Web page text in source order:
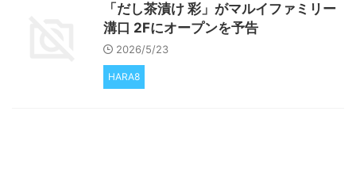
「だし茶漬け 彩」がマルイファミリー
溝口 2Fにオープンを予告
2026/5/23
HARA8